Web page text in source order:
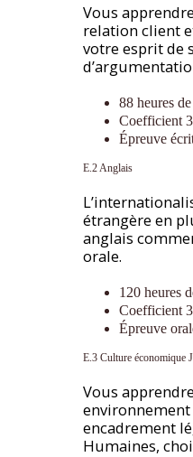
Vous
relation client
votre esprit de
88 heures
Coefficient 3
Épreuve
E.2 Anglais
étrangère en
anglais
orale.
120 heures
Coefficient 3
Épreuve
E.3 Culture économique
Vous
encadrement
Humaines,